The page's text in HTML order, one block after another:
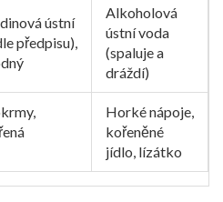
ústní
předpisu),
Alkoholová
ústní voda
(spaluje a
dráždí)
Horké nápoje,
kořeněné
jídlo, lízátko